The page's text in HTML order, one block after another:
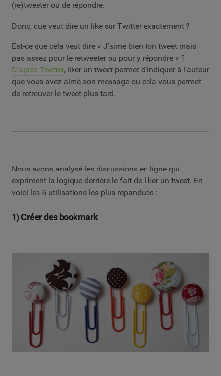
(re)tweeter ou de répondre.
Donc, que veut dire un like sur Twitter exactement ?
Est-ce que cela veut dire « J’aime bien ton tweet mais
pas assez pour le retweeter ou pour y répondre » ?
D’après Twitter, liker un tweet permet d’indiquer à l’auteur
que vous avez aimé son message ou cela vous permet
de retrouver le tweet plus tard.
Nous avons analysé les discussions en ligne qui
expriment la logique derrière le fait de liker un tweet. En
voici les 5 utilisations les plus répandues :
1) Créer des bookmark